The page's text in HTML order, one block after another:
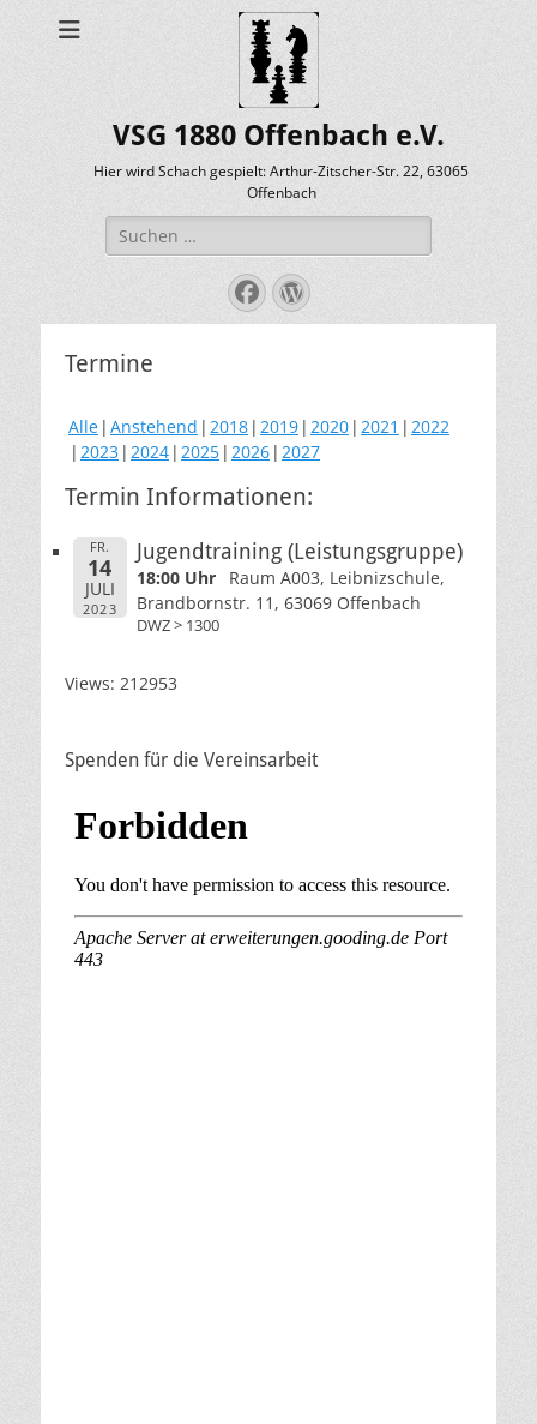
VSG 1880 Offenbach e.V.
Hier wird Schach gespielt: Arthur-Zitscher-Str. 22, 63065
Offenbach
Suche
nach:
Facebook
WordPress
Termine
Alle Anstehend 2018 2019 2020 2021
2022
2023 2024 2025 2026 2027
Termin Informationen:
FR.
14
JULI
2023
Jugendtraining (Leistungsgruppe)
18:00 Uhr
Raum A003, Leibnizschule,
Brandbornstr. 11, 63069 Offenbach
DWZ > 1300
Views: 212953
Spenden für die Vereinsarbeit